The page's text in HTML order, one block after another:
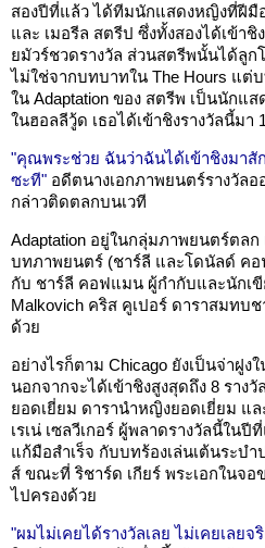
สองปีที่แล้ว ได้ทีมนักแสดงหญิงที่ฝีมื
และ เมอรีล สตรีป ซึ่งทั้งสองได้เข้า
ยมัวร์ชวดรางวัล ส่วนสตรีพนั้นได้ลู
ไม่ใช่จากบทบาทใน The Hours แต่
ใน Adaptation ของ สตรีพ เป็นนักแ
ในฮอลลีวู้ด เธอได้เข้าชิงรางวัลนี้มา
"คุณพระช่วย ฉันว่าฉันได้เข้าชิงมาสั
ซะที" อดีตนางเอกภาพยนตร์รางวัลอ
กล่าวติดตลกบนเวที
Adaptation อยู่ในกลุ่มภาพยนตร์ตลก
บทภาพยนตร์ (ชาร์ลี และโดนัลด์ ค
กับ ชาร์ลี คอฟแมน ผู้กำกับและนักเ
Malkovich คริส คูเปอร์ ดาราสมทบ
ด้วย
อย่างไรก็ตาม Chicago ยังเป็นจ่าฝู
นอกจากจะได้เข้าชิงสูงสุดถึง 8 ราง
ยอดเยี่ยม ดารานำหญิงยอดเยี่ยม แ
เรเน่ เซลวีเกอร์ ผู้พลาดรางวัลนี้ในปี
แก้มือสำเร็จ กับบทร้องเล่นเต้นระบ
ส์ ขณะที่ ริชาร์ด เกียร์ พระเอกในจอ
ไปครองด้วย
"ผมไม่เคยได้รางวัลเลย ไม่เคยเลยจ